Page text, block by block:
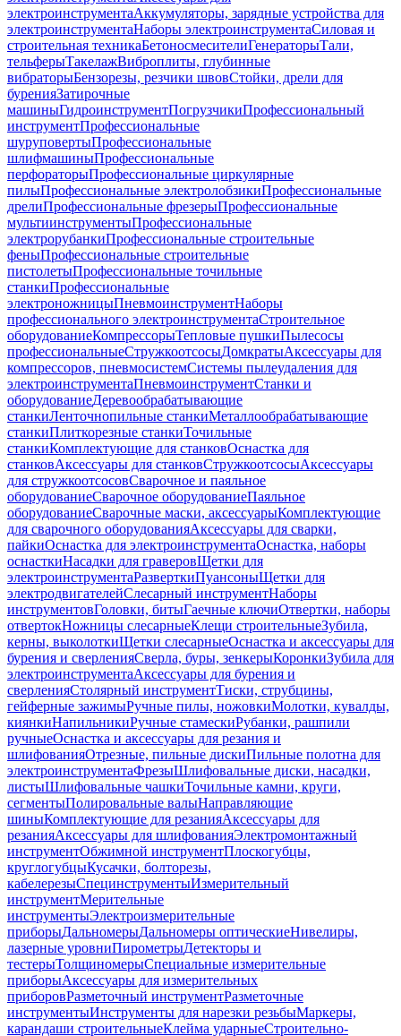
электроинструментаАккумуляторы, зарядные устройства для
электроинструментаНаборы электроинструментаСиловая и
строительная техникаБетоносмесителиГенераторыТали,
тельферыТакелажВиброплиты, глубинные
вибраторыБензорезы, резчики швовСтойки, дрели для
буренияЗатирочные
машиныГидроинструментПогрузчикиПрофессиональный
инструментПрофессиональные
шуруповертыПрофессиональные
шлифмашиныПрофессиональные
перфораторыПрофессиональные циркулярные
пилыПрофессиональные электролобзикиПрофессиональные
дрелиПрофессиональные фрезерыПрофессиональные
мультиинструментыПрофессиональные
электрорубанкиПрофессиональные строительные
феныПрофессиональные строительные
пистолетыПрофессиональные точильные
станкиПрофессиональные
электроножницыПневмоинструментНаборы
профессионального электроинструментаСтроительное
оборудованиеКомпрессорыТепловые пушкиПылесосы
профессиональныеСтружкоотсосыДомкратыАксессуары для
компрессоров, пневмосистемСистемы пылеудаления для
электроинструментаПневмоинструментСтанки и
оборудованиеДеревообрабатывающие
станкиЛенточнопильные станкиМеталлообрабатывающие
станкиПлиткорезные станкиТочильные
станкиКомплектующие для станковОснастка для
станковАксессуары для станковСтружкоотсосыАксессуары
для стружкоотсосовСварочное и паяльное
оборудованиеСварочное оборудованиеПаяльное
оборудованиеСварочные маски, аксессуарыКомплектующие
для сварочного оборудованияАксессуары для сварки,
пайкиОснастка для электроинструментаОснастка, наборы
оснасткиНасадки для граверовЩетки для
электроинструментаРазверткиПуансоныЩетки для
электродвигателейСлесарный инструментНаборы
инструментовГоловки, битыГаечные ключиОтвертки, наборы
отвертокНожницы слесарныеКлещи строительныеЗубила,
керны, выколоткиЩетки слесарныеОснастка и аксессуары для
бурения и сверленияСверла, буры, зенкерыКоронкиЗубила для
электроинструментаАксессуары для бурения и
сверленияСтолярный инструментТиски, струбцины,
гейферные зажимыРучные пилы, ножовкиМолотки, кувалды,
киянкиНапильникиРучные стамескиРубанки, рашпили
ручныеОснастка и аксессуары для резания и
шлифованияОтрезные, пильные дискиПильные полотна для
электроинструментаФрезыШлифовальные диски, насадки,
листыШлифовальные чашкиТочильные камни, круги,
сегментыПолировальные валыНаправляющие
шиныКомплектующие для резанияАксессуары для
резанияАксессуары для шлифованияЭлектромонтажный
инструментОбжимной инструментПлоскогубцы,
круглогубцыКусачки, болторезы,
кабелерезыСпецинструментыИзмерительный
инструментМерительные
инструментыЭлектроизмерительные
приборыДальномерыДальномеры оптическиеНивелиры,
лазерные уровниПирометрыДетекторы и
тестерыТолщиномерыСпециальные измерительные
приборыАксессуары для измерительных
приборовРазметочный инструментРазметочные
инструментыИнструменты для нарезки резьбыМаркеры,
карандаши строительныеКлейма ударныеСтроительно-